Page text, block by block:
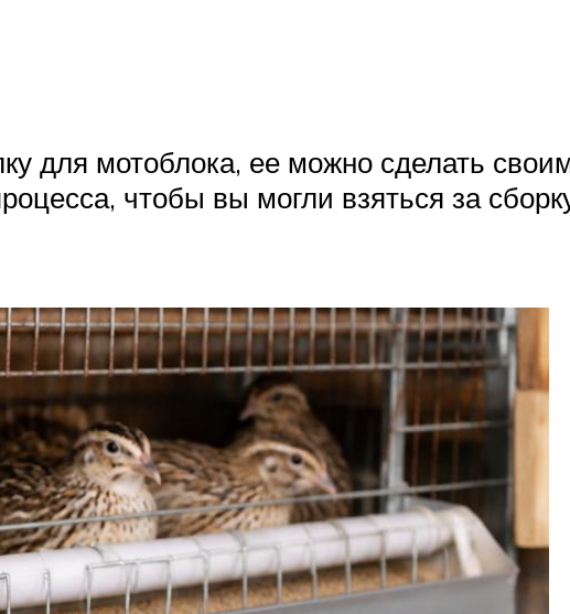
для мотоблока, ее можно сделать
чтобы вы могли взяться за